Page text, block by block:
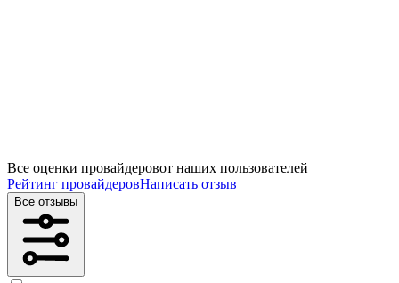
Все оценки провайдеровот наших пользователей
Рейтинг провайдеровНаписать отзыв
Все отзывы